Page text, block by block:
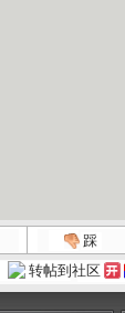
踩
转帖到社区